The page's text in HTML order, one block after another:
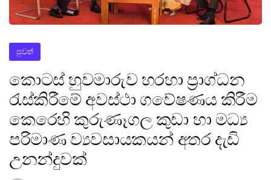
පුවත්
කොටස් හුවමාරුව හරහා ප්‍රාග්ධන
රැස්කිරීමේ අවස්ථා ගවේෂණය කිරීම
කෙරෙහි කුරුණෑගල කුඩා හා මධ්‍ය
පරිමාණ ව්‍යවසායකයන් අතර දැඩි
උනන්දුවක්